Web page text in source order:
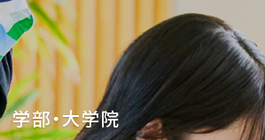
学部・大学院